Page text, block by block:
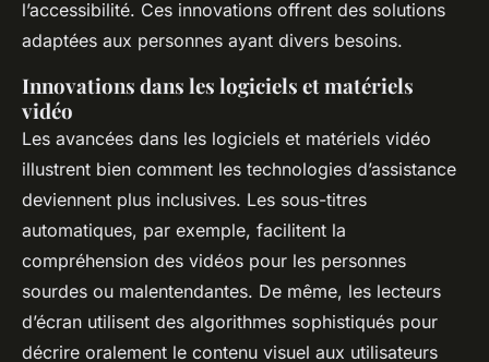
l’accessibilité. Ces innovations offrent des solutions
adaptées aux personnes ayant divers besoins.
Innovations dans les logiciels et matériels
vidéo
Les avancées dans les logiciels et matériels vidéo
illustrent bien comment les technologies d’assistance
deviennent plus inclusives. Les sous-titres
automatiques, par exemple, facilitent la
compréhension des vidéos pour les personnes
sourdes ou malentendantes. De même, les lecteurs
d’écran utilisent des algorithmes sophistiqués pour
décrire oralement le contenu visuel aux utilisateurs